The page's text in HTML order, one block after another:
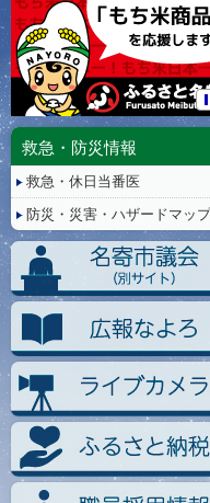
救急・防災情報
救急・休日当番医
防災・災害・ハザードマップ